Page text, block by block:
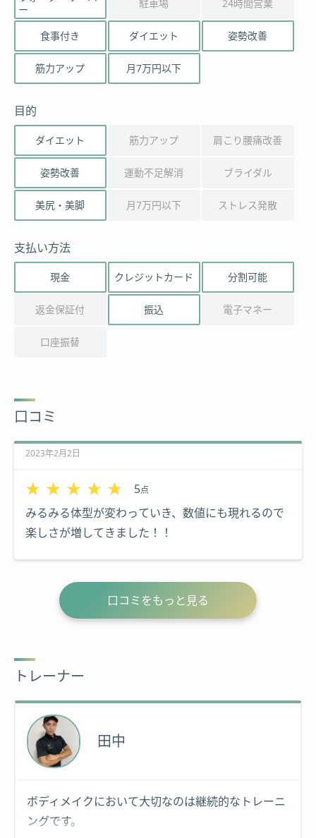
ー
駐車場 24時間営業
食事付き ダイエット 姿勢改善
筋力アップ 月7万円以下
目的
ダイエット 筋力アップ 肩こり腰痛改善
姿勢改善 運動不足解消 ブライダル
美尻・美脚 月7万円以下 ストレス発散
支払い方法
現金 クレジットカード 分割可能
返金保証付 振込 電子マネー
口座振替
口コミ
2023年2月2日
★★★★★
★★★★★ 5点
みるみる体型が変わっていき、数値にも現れるので
楽しさが増してきました！！
口コミをもっと見る
トレーナー
田中
ボディメイクにおいて大切なのは継続的なトレーニ
ングです。